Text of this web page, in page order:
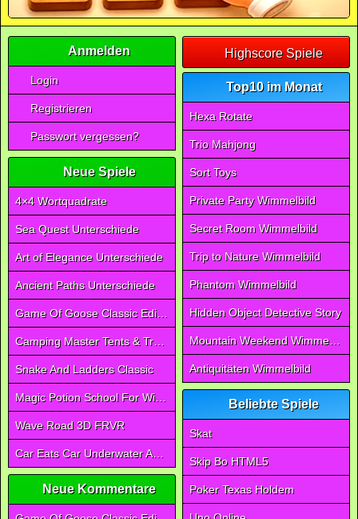
Anmelden
Login
Registrieren
Passwort vergessen?
Neue Spiele
4×4 Wortquadrate
Sea Quest Unterschiede
Art of Elegance Unterschiede
Ancient Paths Unterschiede
Game Of Goose Classic Edition
Camping Master Tents & Trees
Snake And Ladders Classic
Magic Potion School For Witch
Wave Road 3D FRVR
Car Eats Car Underwater Adventure FRVR
Neue Kommentare
Highscore Spiele
Top10 im Monat
Hexa Rotate
Trio Mahjong
Sort Toys
Private Party Wimmelbild
Secret Room Wimmelbild
Trip to Nature Wimmelbild
Phantom Wimmelbild
Hidden Object Detective Story
Mountain Weekend Wimmelbild
Antiquitäten Wimmelbild
Beliebte Spiele
Skat
Skip Bo HTML5
Poker Texas Holdem